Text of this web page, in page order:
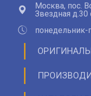
Москва, пос.
Звездная д.30
понедельник-